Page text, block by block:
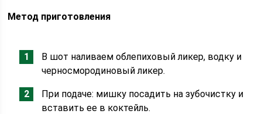
Метод приготовления
В шот наливаем облепиховый ликер, водку и
черносмородиновый ликер.
При подаче: мишку посадить на зубочистку и
вставить ее в коктейль.